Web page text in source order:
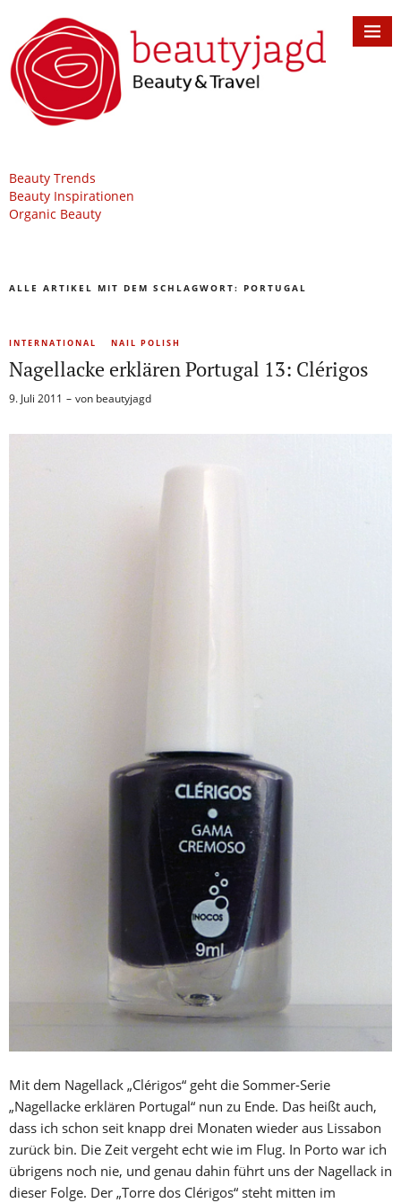
Beauty Trends
Beauty Inspirationen
Organic Beauty
ALLE ARTIKEL MIT DEM SCHLAGWORT: PORTUGAL
INTERNATIONAL NAIL POLISH
Nagellacke erklären Portugal 13: Clérigos
9. Juli 2011 von beautyjagd
Mit dem Nagellack „Clérigos“ geht die Sommer-Serie
„Nagellacke erklären Portugal“ nun zu Ende. Das heißt auch,
dass ich schon seit knapp drei Monaten wieder aus Lissabon
zurück bin. Die Zeit vergeht echt wie im Flug. In Porto war ich
übrigens noch nie, und genau dahin führt uns der Nagellack in
dieser Folge. Der „Torre dos Clérigos“ steht mitten im